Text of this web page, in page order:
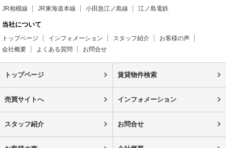
JR相模線 JR東海道本線 小田急江ノ島線 江ノ島電鉄
当社について
トップページ インフォメーション スタッフ紹介
お客様の声
会社概要
よくある質問 お問合せ
トップページ 賃貸物件検索
売買サイトへ インフォメーション
スタッフ紹介 お問合せ